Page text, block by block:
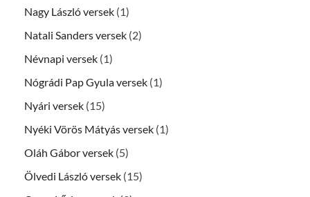
Nagy László versek (1)
Natali Sanders versek (2)
Névnapi versek (1)
Nógrádi Pap Gyula versek (1)
Nyári versek (15)
Nyéki Vörös Mátyás versek (1)
Oláh Gábor versek (5)
Ölvedi László versek (15)